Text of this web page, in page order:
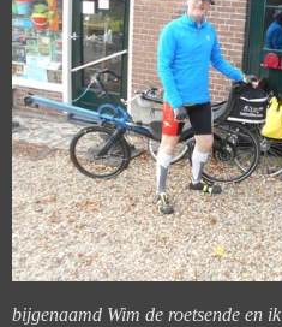
bijgenaamd Wim de roetsende en ik